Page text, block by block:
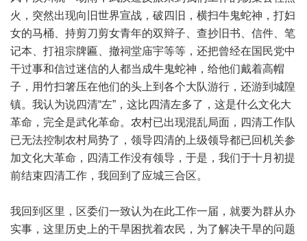
火，突然出现向旧世界宣战，破四旧，横扫牛鬼蛇神，打妇
女的马桶、持剪刀剪女青年的双辩子、查抄旧书、信件、笔
记本、打祖宗牌匾、撤祠堂庙宇等等，还把曾经在国民党中
干过事和信过迷信的人都当成牛鬼蛇神，给他们戴着高帽
子，用竹扫箸压在他们的头上到各个大队游行，还游到城隍
镇。我认为说四清“左”，这比四清左多了，这是什么文化大
革命，完全是武化革命。农村已出现混乱局面，四清工作队
已无法控制农村局势了，领导四清的上级领导都已回机关参
加文化大革命，四清工作没有领导，于是，我们于十月初提
前结束四清工作，我回到了应城三合区。
我回到区里，区委们一致认为在此工作一届，就要为群从办
实事，这里历史上的干旱困扰着农民，为了解决干旱的问题